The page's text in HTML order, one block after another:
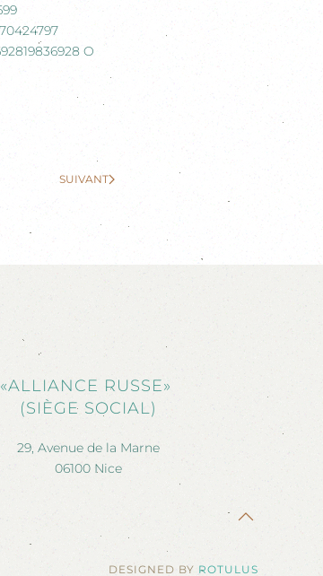
SUIVANT
«ALLIANCE RUSSE»
(SIÈGE SOCIAL)
29, Avenue de la Marne
06100 Nice
DESIGNED BY ROTULUS